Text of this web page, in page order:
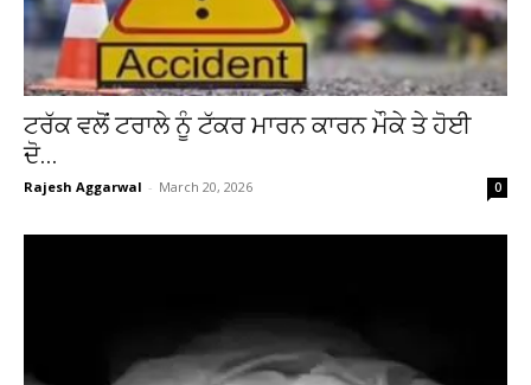
ਟਰੱਕ ਵਲੋਂ ਟਰਾਲੇ ਨੂੰ ਟੱਕਰ ਮਾਰਨ ਕਾਰਨ ਮੌਕੇ ਤੇ ਹੋਈ
ਦੋ...
Rajesh Aggarwal - March 20, 2026 0